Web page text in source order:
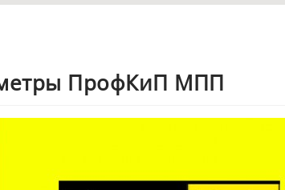
ПрофКиП МПП